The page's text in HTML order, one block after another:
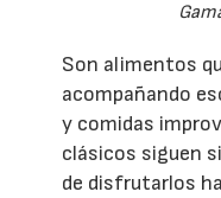
Son alimentos
acompañando
y comidas
clásicos siguen
de disfrutarlos